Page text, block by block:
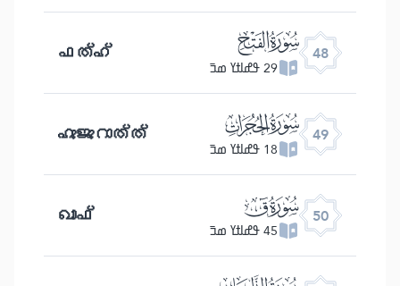
48 ﯝ
29 ߟߝߊߙߌ ߘߏ߫ ഫത്ഹ്
49 ﯞ
18 ߟߝߊߙߌ ߘߏ߫ ഹുജുറാത്ത്
50 ﯟ
45 ߟߝߊߙߌ ߘߏ߫ ഖാഫ്